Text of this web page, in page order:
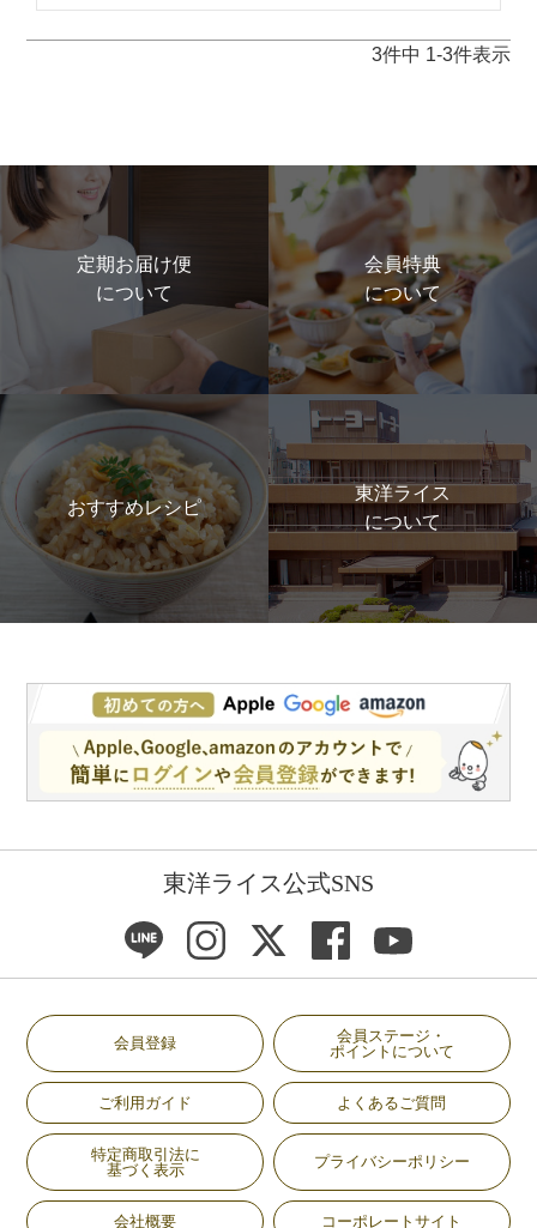
3件中 1-3件表示
定期お届け便
について
会員特典
について
おすすめレシピ
東洋ライス
について
東洋ライス公式SNS
会員登録
会員ステージ・
ポイントについて
ご利用ガイド よくあるご質問
特定商取引法に
基づく表示
プライバシーポリシー
会社概要 コーポレートサイト